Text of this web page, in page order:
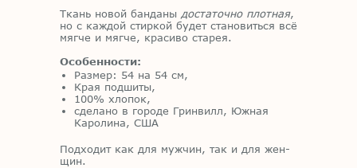
Ткань но­вой бан­да­ны достаточно плотная,
но с каж­дой стир­кой бу­дет ста­но­вить­ся всё
мяг­че и мяг­че, кра­си­во ста­рея.
Особенности:
Размер: 54 на 54 см,
Края подшиты,
100% хлопок,
сделано в городе Гринвилл, Южная
Каролина, США
Под­хо­дит как для муж­чин, так и для жен­
щин.